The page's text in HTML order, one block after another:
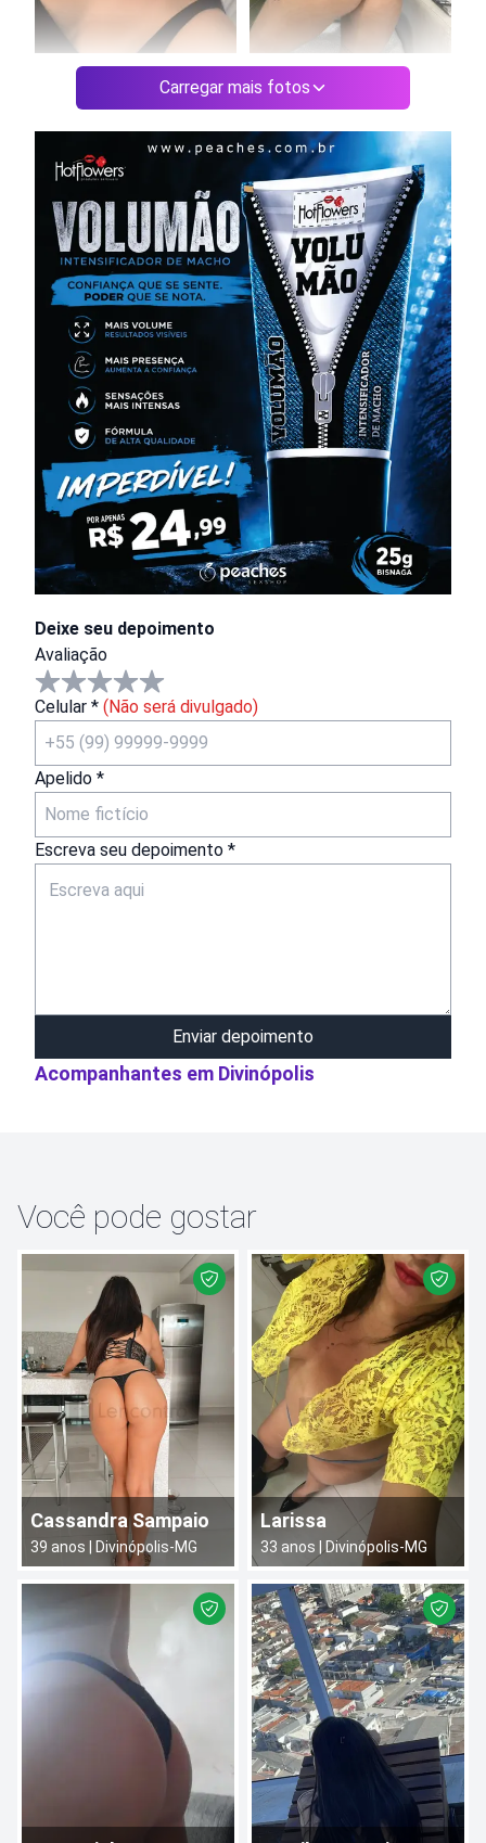
Carregar mais fotos
Deixe seu depoimento
Avaliação
Celular * (Não será divulgado)
Apelido *
Escreva seu depoimento *
Enviar depoimento
Acompanhantes em Divinópolis
Você pode gostar
Cassandra Sampaio
39 anos | Divinópolis-MG
Larissa
33 anos | Divinópolis-MG